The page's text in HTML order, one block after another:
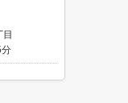
目